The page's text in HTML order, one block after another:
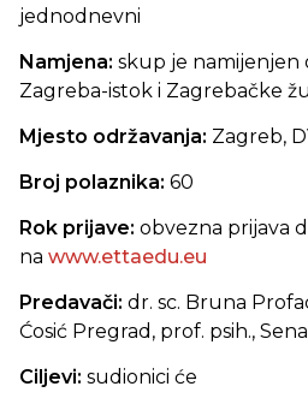
jednodnevni
Namjena: skup je namijenjen
Zagreba-istok i Zagrebačke
Mjesto održavanja: Zagreb,
Broj polaznika: 60
Rok prijave: obvezna prijava
na www.ettaedu.eu
Predavači: dr. sc. Bruna
Ćosić Pregrad, prof. psih.,
Ciljevi: sudionici će